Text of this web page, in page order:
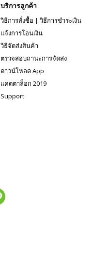
บริการลูกค้า
วิธีการสั่งซื้อ | วิธีการชำระเงิน
แจ้งการโอนเงิน
วิธีจัดส่งสินค้า
ตรวจสอบถานะการจัดส่ง
ดาวน์โหลด App
แคตตาล็อก 2019
Support